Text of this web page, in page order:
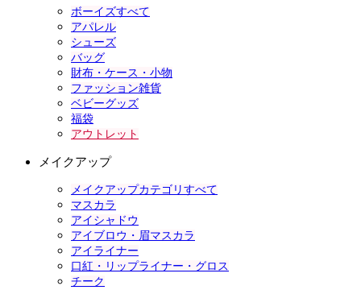
ボーイズすべて
アパレル
シューズ
バッグ
財布・ケース・小物
ファッション雑貨
ベビーグッズ
福袋
アウトレット
メイクアップ
メイクアップカテゴリすべて
マスカラ
アイシャドウ
アイブロウ・眉マスカラ
アイライナー
口紅・リップライナー・グロス
チーク